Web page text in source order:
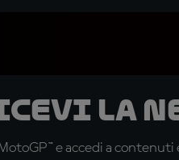
la
e accedi a